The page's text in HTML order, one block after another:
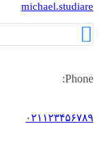
michael.studiare
Phone:
۰۲۱۱۲۳۴۵۶۷۸۹